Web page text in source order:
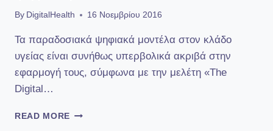
By DigitalHealth 16 Νοεμβρίου 2016
Τα παραδοσιακά ψηφιακά μοντέλα στον κλάδο
υγείας είναι συνήθως υπερβολικά ακριβά στην
εφαρμογή τους, σύμφωνα με την μελέτη «The
Digital…
READ MORE PWC: